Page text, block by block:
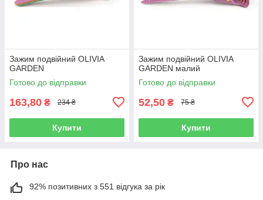
Зажим подвійний OLIVIA
GARDEN
Готово до відправки
163,80 ₴ 234 ₴
Купити
Зажим подвійний OLIVIA
GARDEN малий
Готово до відправки
52,50 ₴ 75 ₴
Купити
Про нас
92% позитивних з 551 відгука за рік